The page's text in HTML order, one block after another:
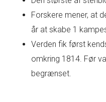
Forskere mener, at
år at skabe 1
Verden fik først
omkring 1814. Før
begrænset.